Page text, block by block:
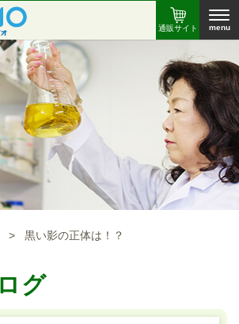
通販サイト
> 黒い影の正体は！？
グ
menu